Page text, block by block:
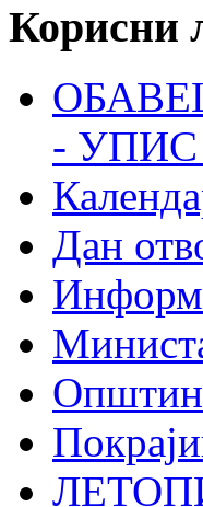
Корисни
- УПИС
Дан